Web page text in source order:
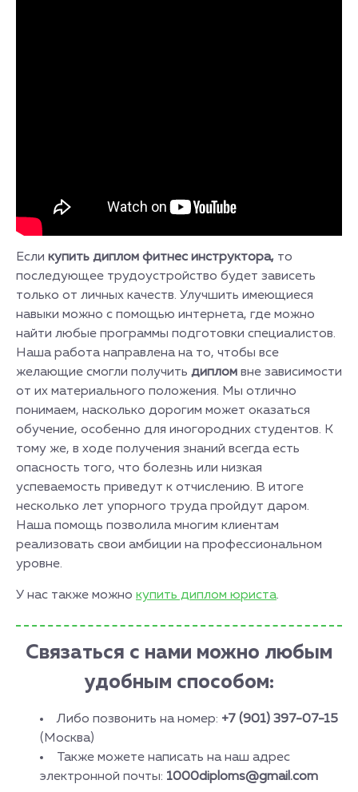
Если купить диплом фитнес инструктора, то
последующее трудоустройство будет зависеть
только от личных качеств. Улучшить имеющиеся
навыки можно с помощью интернета, где можно
найти любые программы подготовки специалистов.
Наша работа направлена на то, чтобы все
желающие смогли получить диплом вне зависимости
от их материального положения. Мы отлично
понимаем, насколько дорогим может оказаться
обучение, особенно для иногородних студентов. К
тому же, в ходе получения знаний всегда есть
опасность того, что болезнь или низкая
успеваемость приведут к отчислению. В итоге
несколько лет упорного труда пройдут даром.
Наша помощь позволила многим клиентам
реализовать свои амбиции на профессиональном
уровне.
У нас также можно купить диплом юриста.
Связаться с нами можно любым
удобным способом:
Либо позвонить на номер: +7 (901) 397-07-15
(Москва)
Также можете написать на наш адрес
электронной почты: 1000diploms@gmail.com